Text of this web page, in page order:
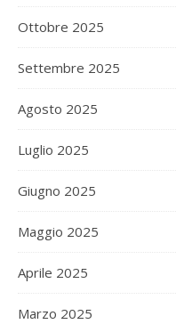
Ottobre 2025
Settembre 2025
Agosto 2025
Luglio 2025
Giugno 2025
Maggio 2025
Aprile 2025
Marzo 2025